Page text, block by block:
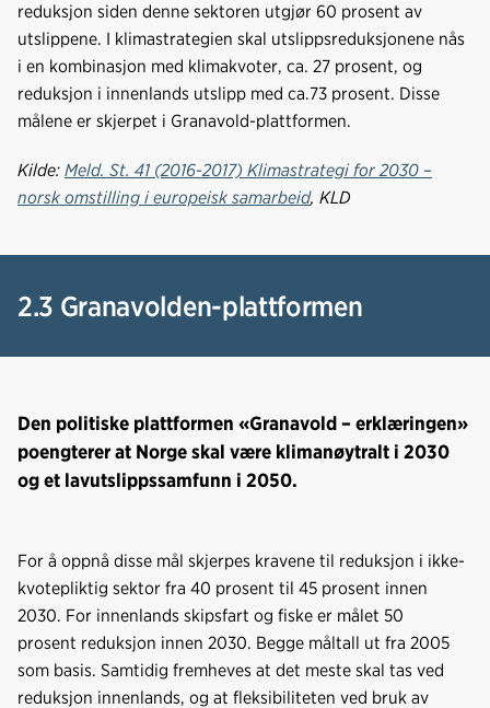
reduksjon siden denne sektoren utgjør 60 prosent av
utslippene. I klimastrategien skal utslippsreduksjonene nås
i en kombinasjon med klimakvoter, ca. 27 prosent, og
reduksjon i innenlands utslipp med ca.73 prosent. Disse
målene er skjerpet i Granavold-plattformen.
Kilde: Meld. St. 41 (2016-2017) Klimastrategi for 2030 –
norsk omstilling i europeisk samarbeid, KLD
2.3 Granavolden-plattformen
Den politiske plattformen «Granavold – erklæringen»
poengterer at Norge skal være klimanøytralt i 2030
og et lavutslippssamfunn i 2050.
For å oppnå disse mål skjerpes kravene til reduksjon i ikke-
kvotepliktig sektor fra 40 prosent til 45 prosent innen
2030. For innenlands skipsfart og fiske er målet 50
prosent reduksjon innen 2030. Begge måltall ut fra 2005
som basis. Samtidig fremheves at det meste skal tas ved
reduksjon innenlands, og at fleksibiliteten ved bruk av